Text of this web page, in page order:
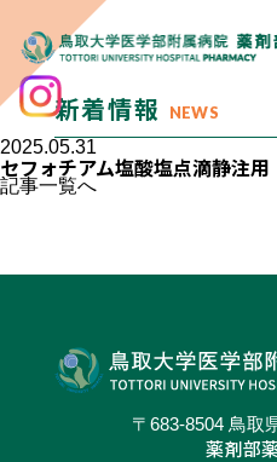
新着情報 NEWS
2025.05.31
セフォチアム塩酸塩点滴静注用
記事一覧へ
〒683-8504 鳥取
薬剤部